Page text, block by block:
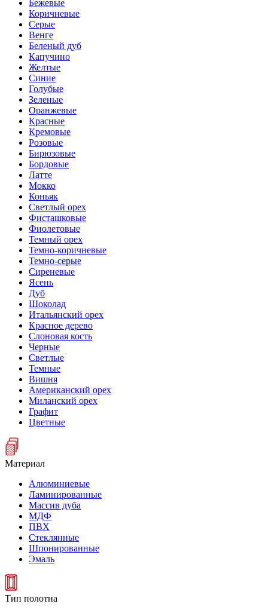
Бежевые
Коричневые
Серые
Венге
Беленый дуб
Капучино
Желтые
Синие
Голубые
Зеленые
Оранжевые
Красные
Кремовые
Розовые
Бирюзовые
Бордовые
Латте
Мокко
Коньяк
Светлый орех
Фисташковые
Фиолетовые
Темный орех
Темно-коричневые
Темно-серые
Сиреневые
Ясень
Дуб
Шоколад
Итальянский орех
Красное дерево
Слоновая кость
Черные
Светлые
Темные
Вишня
Американский орех
Миланский орех
Графит
Цветные
Материал
Алюминиевые
Ламинированные
Массив дуба
МДФ
ПВХ
Стеклянные
Шпонированные
Эмаль
Тип полотна